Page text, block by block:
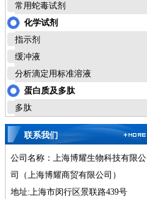
常用蛇毒试剂
化学试剂
指示剂
缓冲液
分析滴定用标准溶液
蛋白质及多肽
多肽
联系我们
公司名称：上海博耀生物科技有限公
司（上海博耀商贸有限公司）
地址:上海市闵行区景联路439号